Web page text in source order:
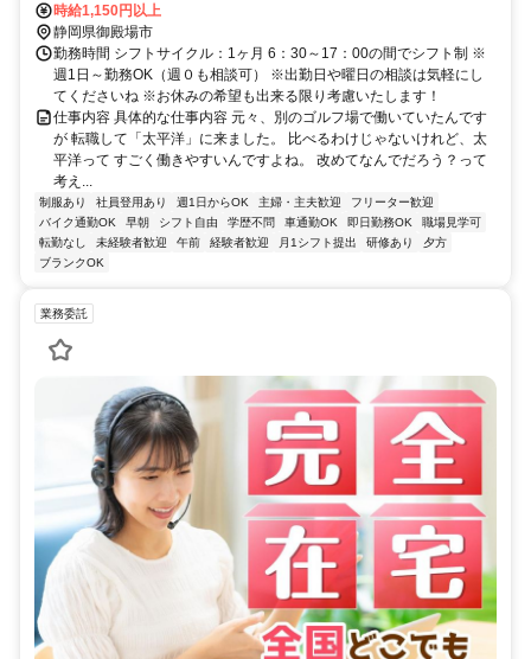
士山口徒歩約80分、ＪＲ御殿場線 富士岡徒歩約79分 東名高速「御殿
場IC」より約18分
時給1,150円以上
静岡県御殿場市
勤務時間 シフトサイクル：1ヶ月 6：30～17：00の間でシフト制 ※
週1日～勤務OK（週０も相談可） ※出勤日や曜日の相談は気軽にし
てくださいね ※お休みの希望も出来る限り考慮いたします！
仕事内容 具体的な仕事内容 元々、別のゴルフ場で働いていたんです
が 転職して「太平洋」に来ました。 比べるわけじゃないけれど、太
平洋って すごく働きやすいんですよね。 改めてなんでだろう？って
考え...
制服あり 社員登用あり 週1日からOK 主婦・主夫歓迎
フリーター歓迎
バイク通勤OK
早朝 シフト自由 学歴不問 車通勤OK 即日勤務OK
職場見学可
転勤なし
未経験者歓迎 午前 経験者歓迎 月1シフト提出 研修あり
夕方
ブランクOK
業務委託